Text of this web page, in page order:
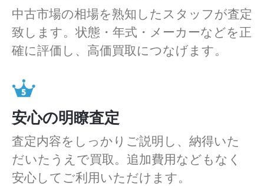
中古市場の相場を熟知したスタッフが査定
致します。状態・年式・メーカーなどを正
確に評価し、高価買取につなげます。
安心の明瞭査定
査定内容をしっかりご説明し、納得いた
だいたうえで買取。追加費用などもなく
安心してご利用いただけます。